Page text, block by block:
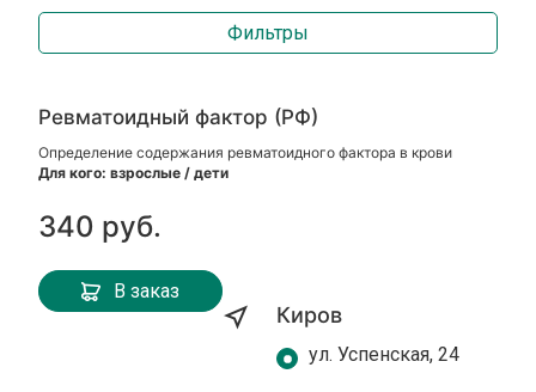
Фильтры
Ревматоидный фактор (РФ)
Определение содержания ревматоидного фактора в крови
Для кого: взрослые / дети
340 руб.
В заказ
Киров
ул. Успенская, 24